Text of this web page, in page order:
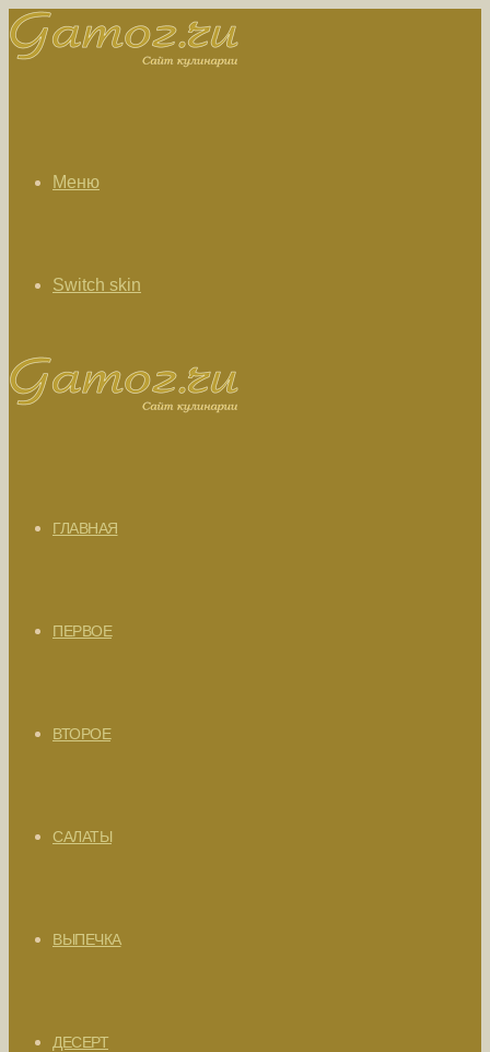
Меню
Switch skin
ГЛАВНАЯ
ПЕРВОЕ
ВТОРОЕ
САЛАТЫ
ВЫПЕЧКА
ДЕСЕРТ